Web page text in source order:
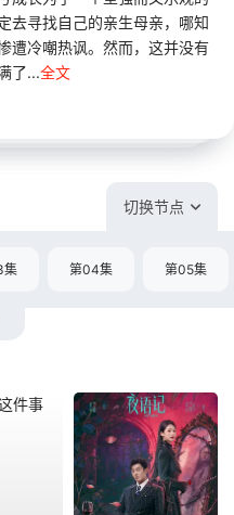
去寻找自己的亲生母亲，哪知
遭冷嘲热讽。然而，这并没有
了...全文
切换节点
集 第04集 第05集